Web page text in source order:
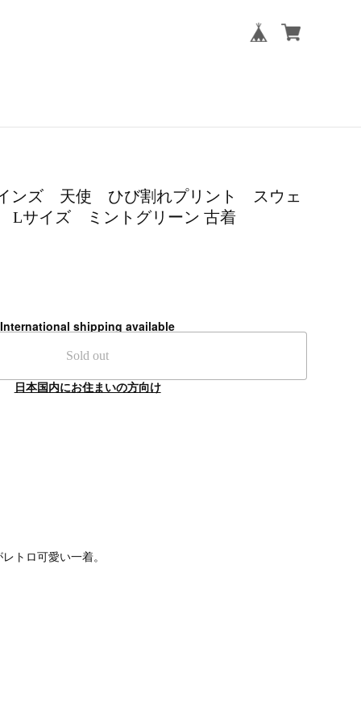
ンズ 天使 ひび割れプリント スウェ
サイズ ミントグリーン 古着
International shipping available
Sold out
日本国内にお住まいの方向け
トロ可愛い一着。